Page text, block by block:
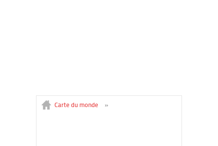
Carte du monde »